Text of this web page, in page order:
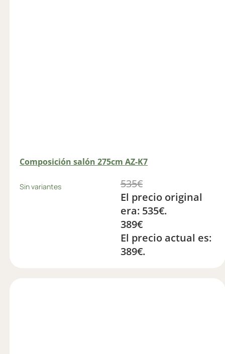
Composición salón 275cm AZ-K7
Sin variantes 535€
El precio original
era: 535€.
389€
El precio actual es:
389€.